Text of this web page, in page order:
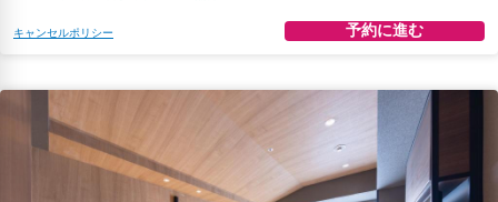
キャンセルポリシー 予約に進む